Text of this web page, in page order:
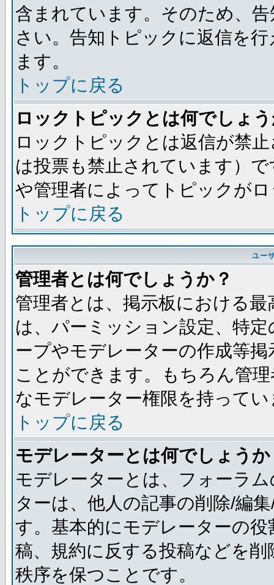
含まれています。そのため、
さい。告知トピックに返信を
ます。
トップに戻る
ロックトピックとは何でしょ
ロックトピックとは返信が禁
は投票も禁止されています）
や管理者によってトピックが
トップに戻る
ユー
管理者とは何でしょうか？
管理者とは、掲示板における
は、パーミッション設定、特
ープやモデレーターの作成等
ことができます。もちろん管
なモデレーター権限を持ってい
トップに戻る
モデレーターとは何でしょうか
モデレーターとは、フォーラ
ターは、他人の記事の削除/編
す。基本的にモデレーターの
稿、規約に反する投稿などを
秩序を保つことです。